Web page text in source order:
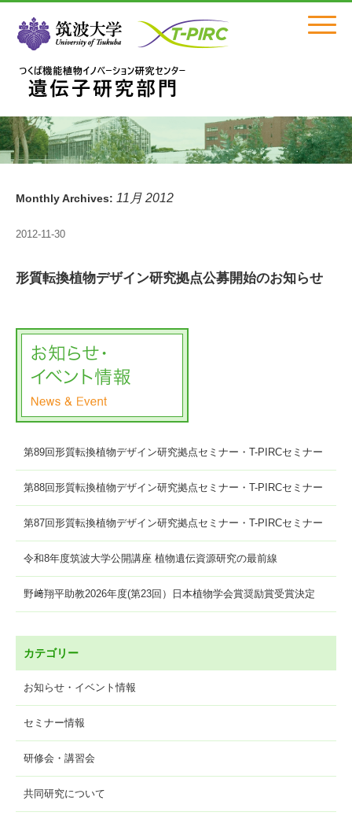
Click
Monthly Archives: 11月 2012
2012-11-30
形質転換植物デザイン研究拠点公募開始のお知らせ
第89回形質転換植物デザイン研究拠点セミナー・T-PIRCセミナー
第88回形質転換植物デザイン研究拠点セミナー・T-PIRCセミナー
第87回形質転換植物デザイン研究拠点セミナー・T-PIRCセミナー
令和8年度筑波大学公開講座 植物遺伝資源研究の最前線
野﨑翔平助教2026年度(第23回）日本植物学会賞奨励賞受賞決定
カテゴリー
お知らせ・イベント情報
セミナー情報
研修会・講習会
共同研究について